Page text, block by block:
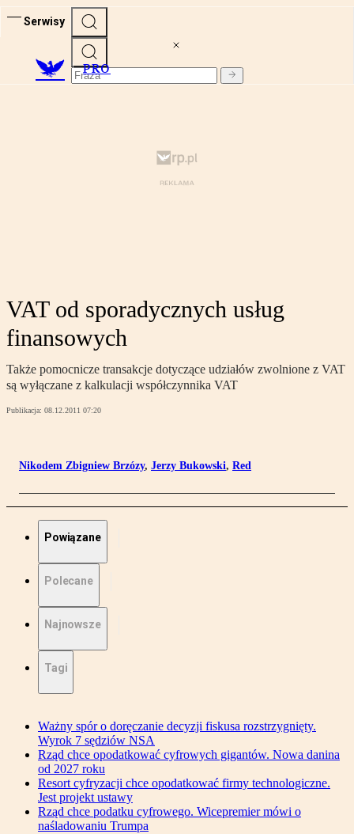
Serwisy
PRO
VAT od sporadycznych usług
finansowych
Także pomocnicze transakcje dotyczące udziałów zwolnione z VAT
są wyłączane z kalkulacji współczynnika VAT
Publikacja: 08.12.2011 07:20
Nikodem Zbigniew Brzózy, Jerzy Bukowski, Red
Powiązane
Polecane
Najnowsze
Tagi
Ważny spór o doręczanie decyzji fiskusa rozstrzygnięty.
Wyrok 7 sędziów NSA
Rząd chce opodatkować cyfrowych gigantów. Nowa danina
od 2027 roku
Resort cyfryzacji chce opodatkować firmy technologiczne.
Jest projekt ustawy
Rząd chce podatku cyfrowego. Wicepremier mówi o
naśladowaniu Trumpa